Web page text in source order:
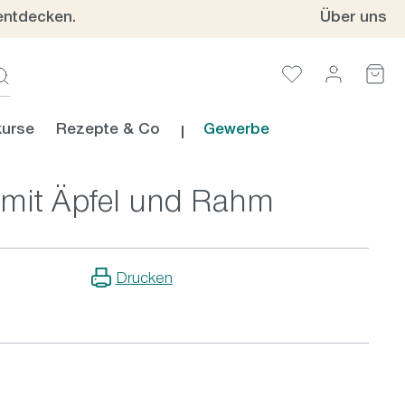
Über uns
Rezepte & Co Gewerbe
Äpfel und Rahm
Drucken